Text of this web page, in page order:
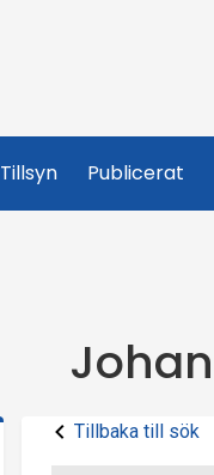
Tillsyn Publicerat
Tillbaka till sök